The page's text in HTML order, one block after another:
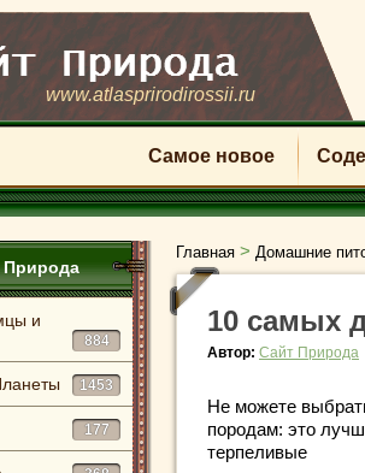
www.atlasprirodirossii.ru
Самое новое
Природа
и
884
1453
177
Главная > Домашние
10 самых
Автор: Сайт Природа
Не можете
породам: это
терпеливые